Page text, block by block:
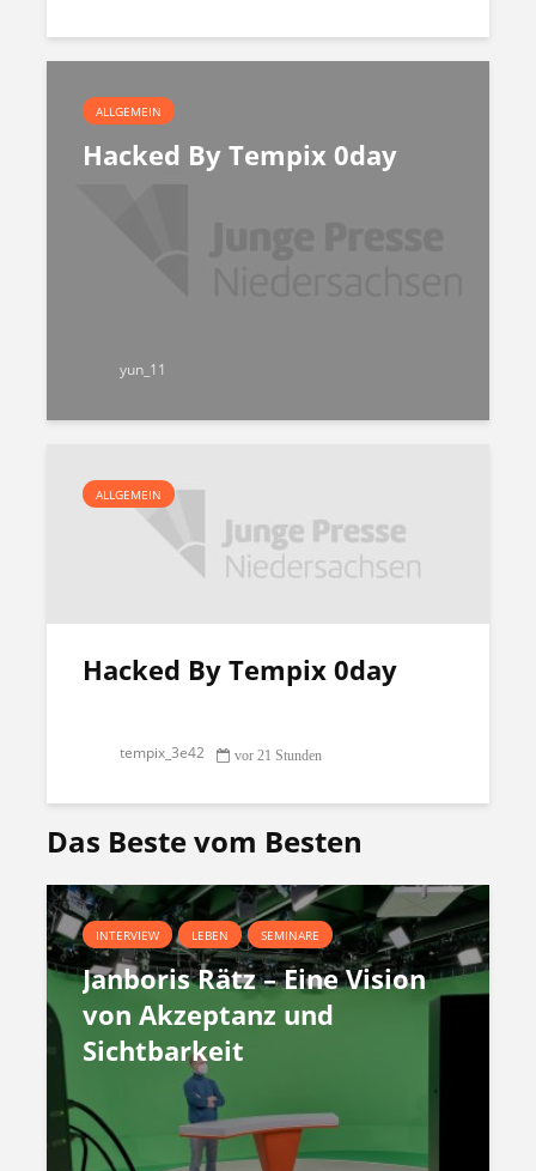
ALLGEMEIN
Hacked By Tempix 0day
yun_11
ALLGEMEIN
Hacked By Tempix 0day
tempix_3e42 vor 21 Stunden
Das Beste vom Besten
INTERVIEW LEBEN SEMINARE
Janboris Rätz – Eine Vision
von Akzeptanz und
Sichtbarkeit